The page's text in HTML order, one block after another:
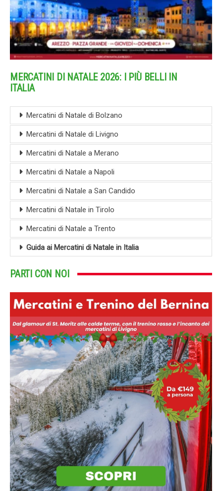
MERCATINI DI NATALE 2026: I PIÙ BELLI IN
ITALIA
Mercatini di Natale di Bolzano
Mercatini di Natale di Livigno
Mercatini di Natale a Merano
Mercatini di Natale a Napoli
Mercatini di Natale a San Candido
Mercatini di Natale in Tirolo
Mercatini di Natale a Trento
Guida ai Mercatini di Natale in Italia
PARTI CON NOI